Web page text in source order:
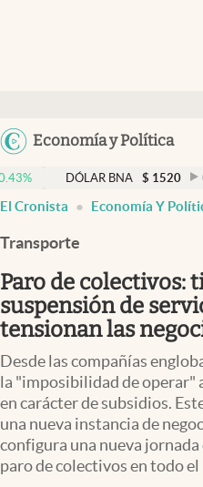
Economía y Política
Members
Economía y Política
Finanzas y Mercados
Mercados Online
Negocios
Columnistas
Apertura
Infotechnology
Clase
DÓLAR BNA $ 1520 0.00 %
El Cronista Economía Y
Transporte
Paro de colectivos:
suspensión de
tensionan las
Desde las compañías
la "imposibilidad de operar"
en carácter de subsidios.
una nueva instancia de
configura una nueva
paro de colectivos en todo el